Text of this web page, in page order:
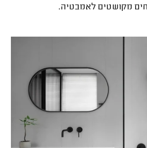
מקושטים לאמבטיה.